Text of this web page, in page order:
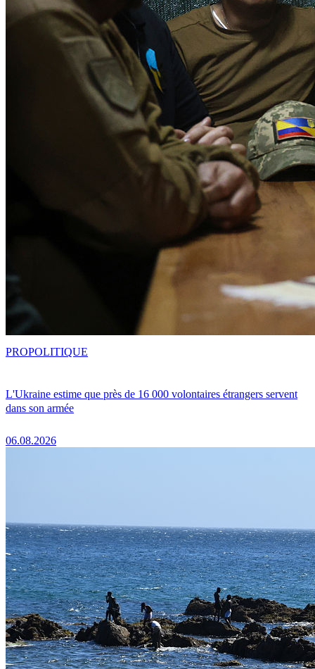
L'Ukraine estime que près de 16 000 volontaires étrangers servent
dans son armée
06.08.2026
PROPOLITIQUE